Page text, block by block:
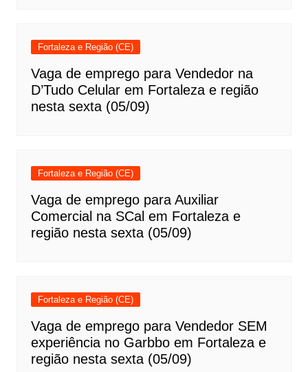
Fortaleza e Região (CE)
Vaga de emprego para Vendedor na
D’Tudo Celular em Fortaleza e região
nesta sexta (05/09)
Fortaleza e Região (CE)
Vaga de emprego para Auxiliar
Comercial na SCal em Fortaleza e
região nesta sexta (05/09)
Fortaleza e Região (CE)
Vaga de emprego para Vendedor SEM
experiência no Garbbo em Fortaleza e
região nesta sexta (05/09)